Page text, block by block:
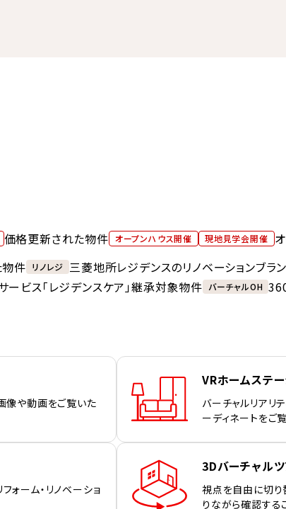
価格更新された物件 オープンハウス開催 現地見学会開催
件 リノレジ 三菱地所レジデンスのリノベーションブラ
ビス「レジデンスケア」継承対象物件 バーチャルOH
像や動画をご覧いた
VRホームステ
バーチャルリアリ
ーディネートをご
ォーム・リノベーショ
3Dバーチャル
視点を自由に切り
りながら確認する